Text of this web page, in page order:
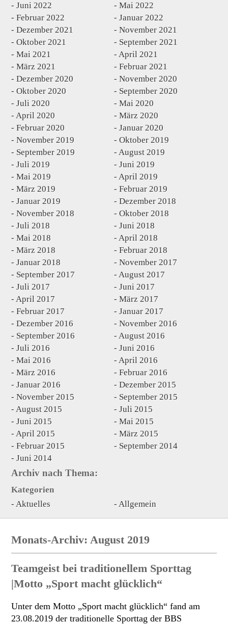
Juni 2022
Mai 2022
Februar 2022
Januar 2022
Dezember 2021
November 2021
Oktober 2021
September 2021
Mai 2021
April 2021
März 2021
Februar 2021
Dezember 2020
November 2020
Oktober 2020
September 2020
Juli 2020
Mai 2020
April 2020
März 2020
Februar 2020
Januar 2020
November 2019
Oktober 2019
September 2019
August 2019
Juli 2019
Juni 2019
Mai 2019
April 2019
März 2019
Februar 2019
Januar 2019
Dezember 2018
November 2018
Oktober 2018
Juli 2018
Juni 2018
Mai 2018
April 2018
März 2018
Februar 2018
Januar 2018
November 2017
September 2017
August 2017
Juli 2017
Juni 2017
April 2017
März 2017
Februar 2017
Januar 2017
Dezember 2016
November 2016
September 2016
August 2016
Juli 2016
Juni 2016
Mai 2016
April 2016
März 2016
Februar 2016
Januar 2016
Dezember 2015
November 2015
September 2015
August 2015
Juli 2015
Juni 2015
Mai 2015
April 2015
März 2015
Februar 2015
September 2014
Juni 2014
Archiv nach Thema:
Kategorien
Aktuelles
Allgemein
Monats-Archiv: August 2019
Teamgeist bei traditionellem Sporttag
|Motto „Sport macht glücklich“
Unter dem Motto „Sport macht glücklich“ fand am
23.08.2019 der traditionelle Sporttag der BBS